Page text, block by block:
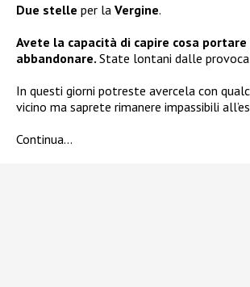
Due stelle per la Vergine.
Avete la capacità di capire cosa
abbandonare. State lontani dalle
In questi giorni potreste avercela con
vicino ma saprete rimanere impassibili
Continua…